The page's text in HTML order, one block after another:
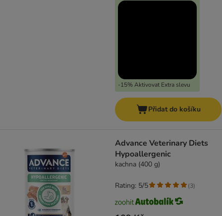
-15% Aktivovat Extra slevu
Přidat do košíku
Advance Veterinary Diets
Hypoallergenic
kachna (400 g)
Rating: 5/5 (3)